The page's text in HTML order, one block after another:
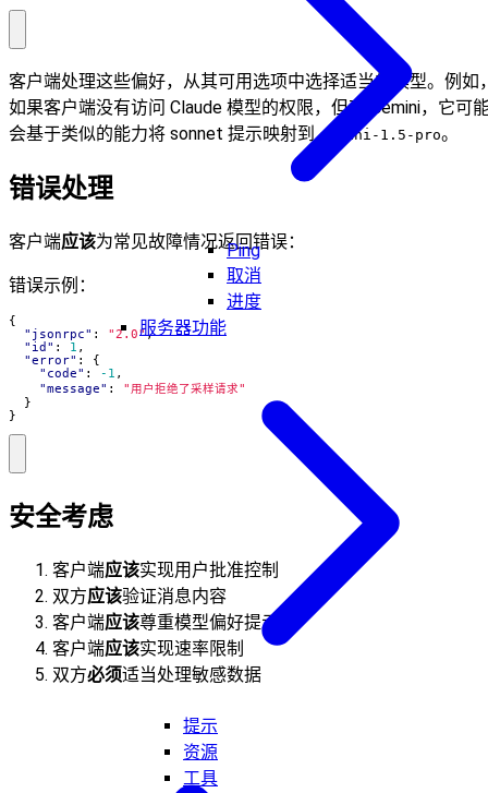
Ping
取消
进度
服务器功能
提示
资源
工具
客户端处理这些偏好，从其可用选项中选择适当的模型。例如
如果客户端没有访问 Claude 模型的权限，但有 Gemini，它可
会基于类似的能力将 sonnet 提示映射到gemini-1.5-pro。
错误处理
客户端应该为常见故障情况返回错误：
错误示例：
{
"jsonrpc" : "2.0",
"id" : 1 ,
"error" :
{
"code" : -1 ,
"message" :
"用户拒绝了采样请求"
}
}
安全考虑
客户端应该实现用户批准控制
双方应该验证消息内容
客户端应该尊重模型偏好提示
客户端应该实现速率限制
双方必须适当处理敏感数据